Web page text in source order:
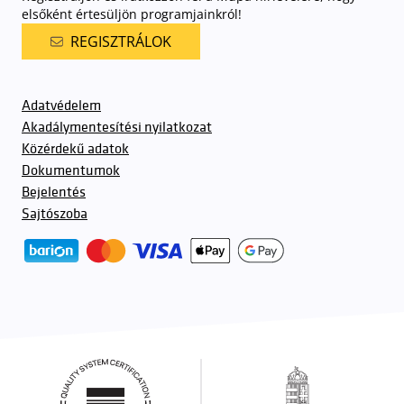
elsőként értesüljön programjainkról!
REGISZTRÁLOK
Adatvédelem
Akadálymentesítési nyilatkozat
Közérdekű adatok
Dokumentumok
Bejelentés
Sajtószoba